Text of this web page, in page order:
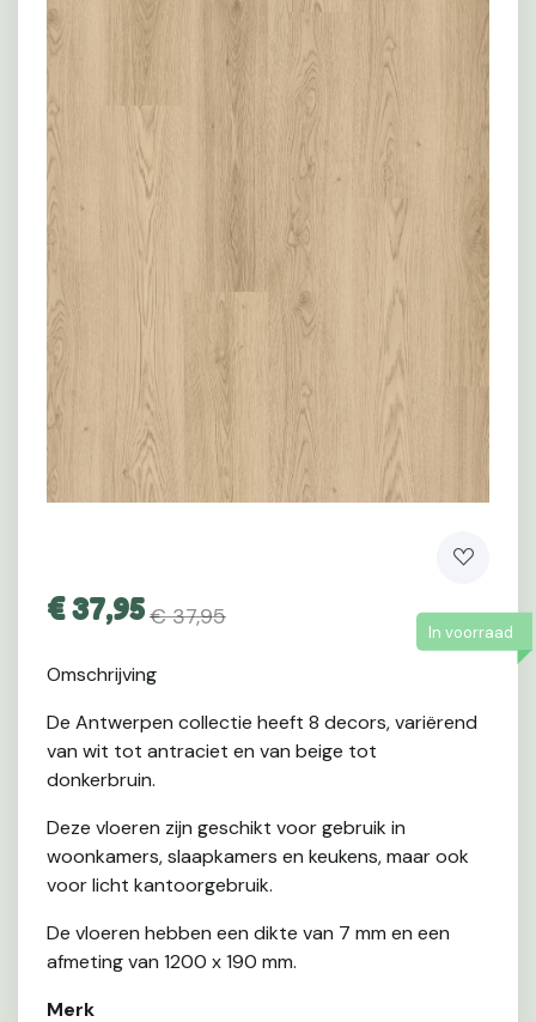
€37,95€ 37,95
In voorraad
Omschrijving
De Antwerpen collectie heeft 8 decors, variërend
van wit tot antraciet en van beige tot
donkerbruin.
Deze vloeren zijn geschikt voor gebruik in
woonkamers, slaapkamers en keukens, maar ook
voor licht kantoorgebruik.
De vloeren hebben een dikte van 7 mm en een
afmeting van 1200 x 190 mm.
Merk